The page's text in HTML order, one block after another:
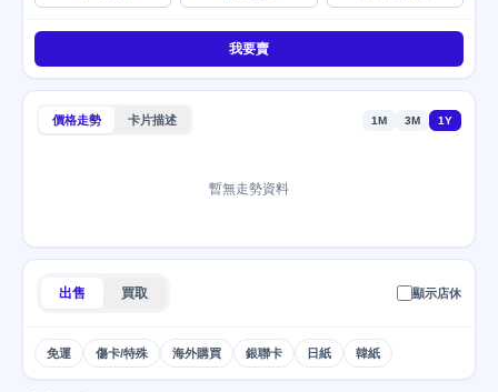
我要賣
價格走勢 卡片描述 1M 3M 1Y
暫無走勢資料
出售 買取 顯示店休
免運 傷卡/特殊 海外購買 銀聯卡 日紙 韓紙